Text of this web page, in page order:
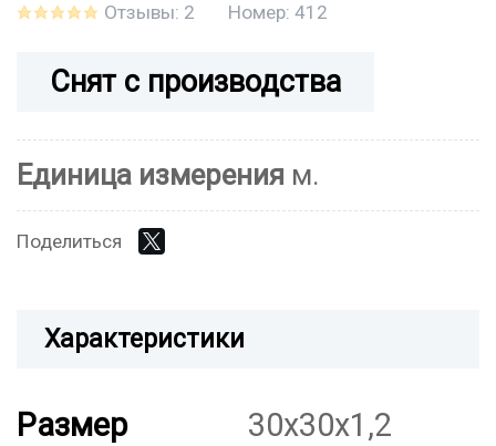
Отзывы: 2 Номер: 412
Снят с производства
Единица измерения м.
Поделиться
Характеристики
Размер
30х30х1,2